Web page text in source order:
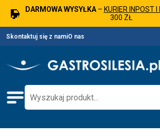
DARMOWA WYSYŁKA– KURIER INPOST
300 ZŁ
Skontaktuj się z namiO nas